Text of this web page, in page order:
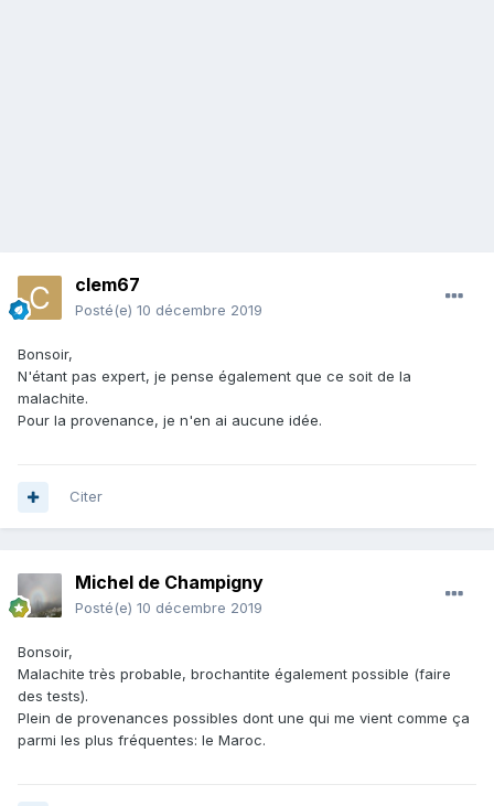
clem67
Posté(e) 10 décembre 2019
Bonsoir,
N'étant pas expert, je pense également que ce soit de la
malachite.
Pour la provenance, je n'en ai aucune idée.
Citer
Michel de Champigny
Posté(e) 10 décembre 2019
Bonsoir,
Malachite très probable, brochantite également possible (faire
des tests).
Plein de provenances possibles dont une qui me vient comme ça
parmi les plus fréquentes: le Maroc.